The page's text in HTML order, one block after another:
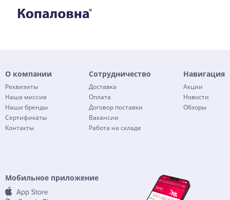
О компании
Реквизиты
Наша миссия
Наши бренды
Сертификаты
Контакты
Сотрудничество
Доставка
Оплата
Договор поставки
Вакансии
Работа на складе
Навигация
Акции
Новости
Обзоры
Мобильное приложение